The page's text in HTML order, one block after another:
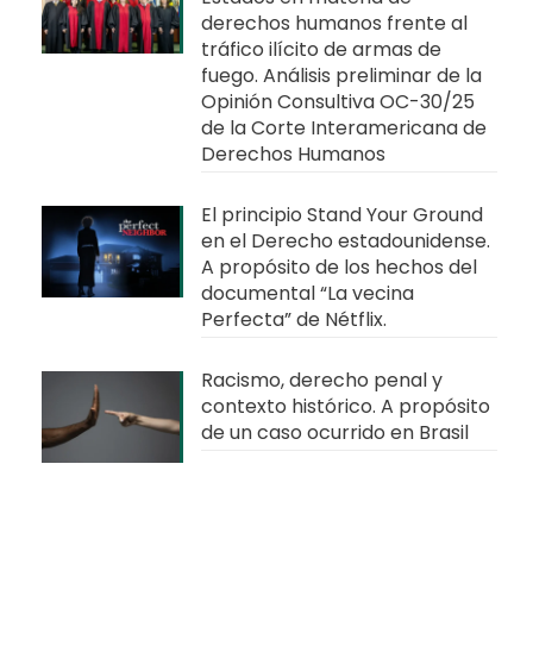
derechos humanos frente al
tráfico ilícito de armas de
fuego. Análisis preliminar de la
Opinión Consultiva OC-30/25
de la Corte Interamericana de
Derechos Humanos
El principio Stand Your Ground
en el Derecho estadounidense.
A propósito de los hechos del
documental “La vecina
Perfecta” de Nétflix.
Racismo, derecho penal y
contexto histórico. A propósito
de un caso ocurrido en Brasil